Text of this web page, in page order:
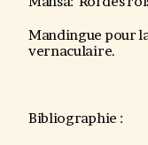
Mandingue pour
vernaculaire.
Bibliographie :